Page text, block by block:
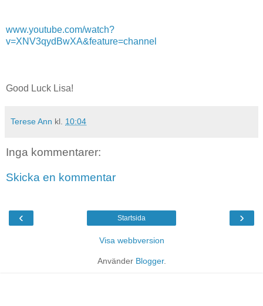
www.youtube.com/watch?
v=XNV3qydBwXA&feature=channel
Good Luck Lisa!
Terese Ann kl. 10:04
Inga kommentarer:
Skicka en kommentar
‹ ›
Startsida
Visa webbversion
Använder Blogger.